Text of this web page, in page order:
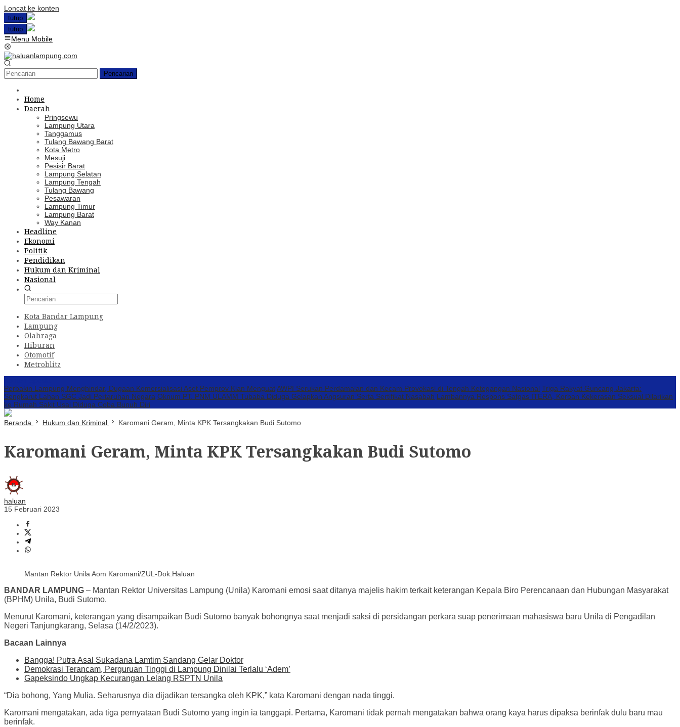
Loncat ke konten
tutup
tutup
Menu Mobile
Pencarian
Home
Daerah
Pringsewu
Lampung Utara
Tanggamus
Tulang Bawang Barat
Kota Metro
Mesuji
Pesisir Barat
Lampung Selatan
Lampung Tengah
Tulang Bawang
Pesawaran
Lampung Timur
Lampung Barat
Way Kanan
Headline
Ekonomi
Politik
Pendidikan
Hukum dan Kriminal
Nasional
Kota Bandar Lampung
Lampung
Olahraga
Hiburan
Otomotif
Metroblitz
Perbakin Lampung Menghindar, Dugaan Komersialisasi Aset Pemprov Kian MenguatAWPI Serukan Perdamaian dan Kecam Provokasi di Tengah Ketegangan Nasional Triga Rakyat Guncang Jakarta:
Sengkarut Lahan SGC Jadi Pertaruhan Negara Oknum PT. PNM ULAMM Tubaba Diduga Gelapkan Angsuran Serta Sertifikat Nasabah Lambannya Respons Satgas ITERA, Korban Kekerasan Seksual Dilarikan
ke Rumah Sakit Usai Diduga Coba Bunuh Diri
Beranda Hukum dan Kriminal Karomani Geram, Minta KPK Tersangkakan Budi Sutomo
Karomani Geram, Minta KPK Tersangkakan Budi Sutomo
haluan
15 Februari 2023
Mantan Rektor Unila Aom Karomani/ZUL-Dok.Haluan
BANDAR LAMPUNG – Mantan Rektor Universitas Lampung (Unila) Karomani emosi saat ditanya majelis hakim terkait keterangan Kepala Biro Perencanaan dan Hubungan Masyarakat
(BPHM) Unila, Budi Sutomo.
Menurut Karomani, keterangan yang disampaikan Budi Sutomo banyak bohongnya saat menjadi saksi di persidangan perkara suap penerimaan mahasiswa baru Unila di Pengadilan
Negeri Tanjungkarang, Selasa (14/2/2023).
Bacaan Lainnya
Bangga! Putra Asal Sukadana Lamtim Sandang Gelar Doktor
Demokrasi Terancam, Perguruan Tinggi di Lampung Dinilai Terlalu ‘Adem’
Gapeksindo Ungkap Kecurangan Lelang RSPTN Unila
“Dia bohong, Yang Mulia. Seharusnya dia dijadikan tersangka oleh KPK,” kata Karomani dengan nada tinggi.
Karomani mengatakan, ada tiga pernyataan Budi Sutomo yang ingin ia tanggapi. Pertama, Karomani tidak pernah mengatakan bahwa orang kaya harus dipaksa berinfak dulu baru mau
berinfak.